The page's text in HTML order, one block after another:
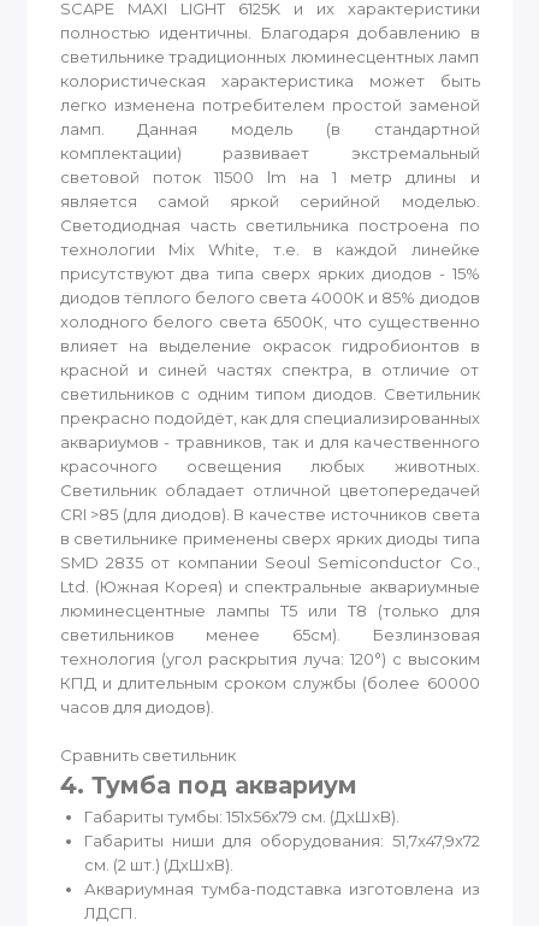
SCAPE MAXI LIGHT 6125K и их характеристики
полностью идентичны. Благодаря добавлению в
светильнике традиционных люминесцентных ламп
колористическая характеристика может быть
легко изменена потребителем простой заменой
ламп. Данная модель (в стандартной
комплектации) развивает экстремальный
световой поток 11500 lm на 1 метр длины и
является самой яркой серийной моделью.
Светодиодная часть светильника построена по
технологии Mix White, т.е. в каждой линейке
присутствуют два типа сверх ярких диодов - 15%
диодов тёплого белого света 4000К и 85% диодов
холодного белого света 6500К, что существенно
влияет на выделение окрасок гидробионтов в
красной и синей частях спектра, в отличие от
светильников с одним типом диодов. Светильник
прекрасно подойдёт, как для специализированных
аквариумов - травников, так и для качественного
красочного освещения любых животных.
Светильник обладает отличной цветопередачей
CRI >85 (для диодов). В качестве источников света
в светильнике применены сверх ярких диоды типа
SMD 2835 от компании Seoul Semiconductor Co.,
Ltd. (Южная Корея) и спектральные аквариумные
люминесцентные лампы Т5 или Т8 (только для
светильников менее 65см). Безлинзовая
технология (угол раскрытия луча: 120°) с высоким
КПД и длительным сроком службы (более 60000
часов для диодов).
Сравнить светильник
4. Тумба под аквариум
Габариты тумбы: 151x56x79 см. (ДхШхВ).
Габариты ниши для оборудования: 51,7x47,9x72
см. (2 шт.) (ДхШхВ).
Аквариумная тумба-подставка изготовлена из
ЛДСП.